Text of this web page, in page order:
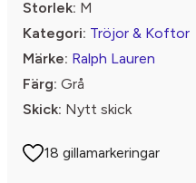
Storlek: M
Kategori: Tröjor & Koftor
Märke: Ralph Lauren
Färg: Grå
Skick: Nytt skick
18 gillamarkeringar